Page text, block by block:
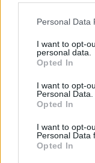
Please note that
not limited to your
grant or deny
use your data for
consent section.
Personal Data
I want to opt-
personal data.
Opted In
I want to opt-
Personal Data.
Opted In
I want to opt-
Personal Data
Opted In
Makers of
Baranyai Zoltán• 2019.
remek fotókkal
minket a
nehezen
Budapest jó
útikönyvbe az
világukat. Egy…